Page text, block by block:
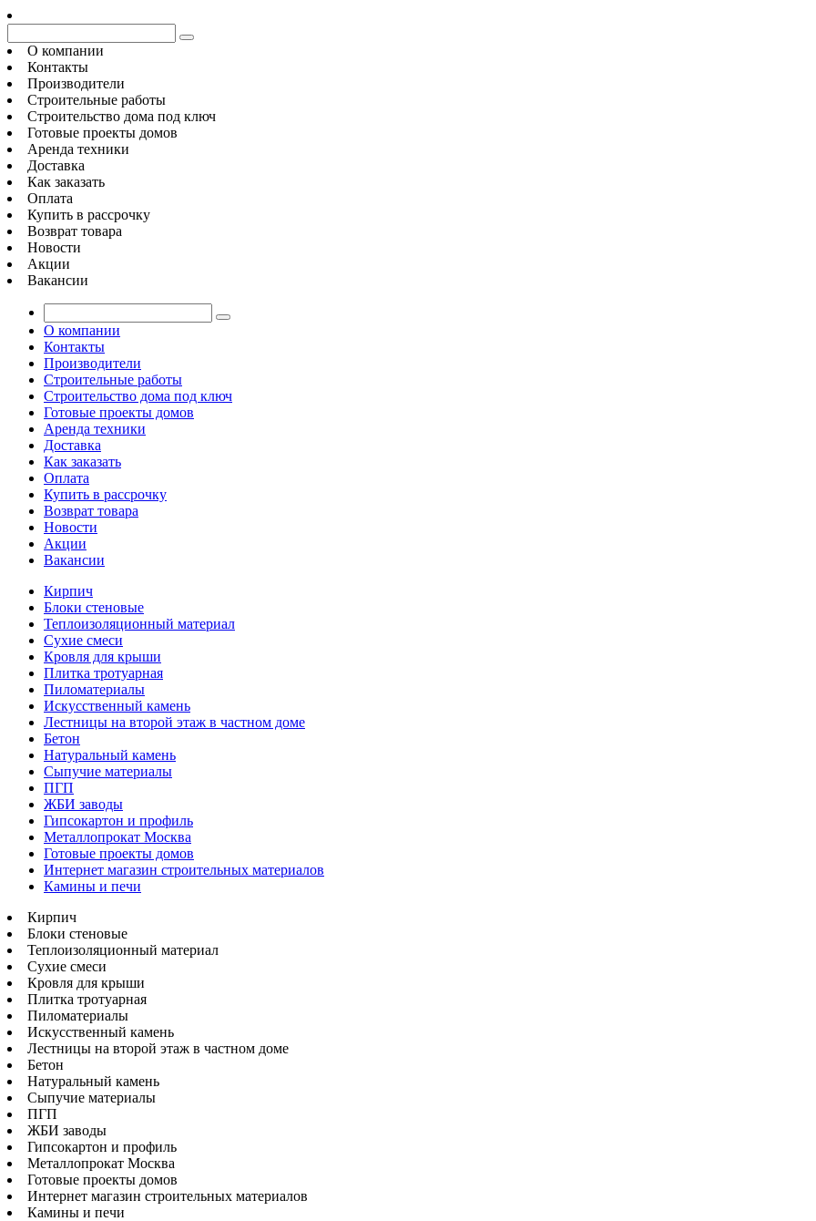
О компании
Контакты
Производители
Строительные работы
Строительство дома под ключ
Готовые проекты домов
Аренда техники
Доставка
Как заказать
Оплата
Купить в рассрочку
Возврат товара
Новости
Акции
Вакансии
О компании
Контакты
Производители
Строительные работы
Строительство дома под ключ
Готовые проекты домов
Аренда техники
Доставка
Как заказать
Оплата
Купить в рассрочку
Возврат товара
Новости
Акции
Вакансии
Кирпич
Блоки стеновые
Теплоизоляционный материал
Сухие смеси
Кровля для крыши
Плитка тротуарная
Пиломатериалы
Искусственный камень
Лестницы на второй этаж в частном доме
Бетон
Натуральный камень
Сыпучие материалы
ПГП
ЖБИ заводы
Гипсокартон и профиль
Металлопрокат Москва
Готовые проекты домов
Интернет магазин строительных материалов
Камины и печи
Кирпич
Блоки стеновые
Теплоизоляционный материал
Сухие смеси
Кровля для крыши
Плитка тротуарная
Пиломатериалы
Искусственный камень
Лестницы на второй этаж в частном доме
Бетон
Натуральный камень
Сыпучие материалы
ПГП
ЖБИ заводы
Гипсокартон и профиль
Металлопрокат Москва
Готовые проекты домов
Интернет магазин строительных материалов
Камины и печи